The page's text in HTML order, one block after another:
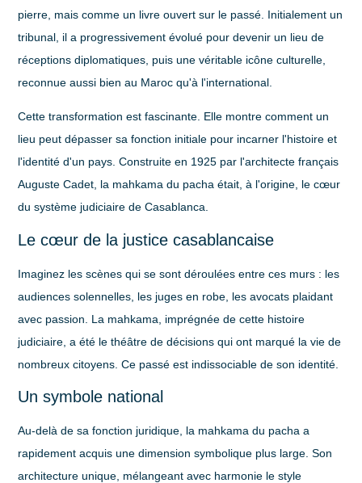
pierre, mais comme un livre ouvert sur le passé. Initialement un
tribunal , il a progressivement évolué pour devenir un lieu de
réceptions diplomatiques , puis une véritable icône culturelle
reconnue aussi bien au Maroc qu'à l'international.
Cette transformation est fascinante. Elle montre comment un
lieu peut dépasser sa fonction initiale pour incarner l'histoire et
l'identité d'un pays. Construite en 1925 par l'architecte français
Auguste Cadet, la mahkama du pacha était, à l'origine, le cœur
du système judiciaire de Casablanca.
Le cœur de la justice casablancaise
Imaginez les scènes qui se sont déroulées entre ces murs : les
audiences solennelles, les juges en robe, les avocats plaidant
avec passion. La mahkama, imprégnée de cette histoire
judiciaire, a été le théâtre de décisions qui ont marqué la vie de
nombreux citoyens. Ce passé est indissociable de son identité.
Un symbole national
Au-delà de sa fonction juridique, la mahkama du pacha a
rapidement acquis une dimension symbolique plus large. Son
architecture unique, mélangeant avec harmonie lestyle